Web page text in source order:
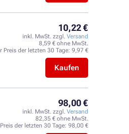
10,22 €
inkl. MwSt. zzgl. Versand
8,59 € ohne MwSt.
Preis der letzten 30 Tage: 9,97 €
Kaufen
98,00 €
inkl. MwSt. zzgl. Versand
82,35 € ohne MwSt.
der letzten 30 Tage: 98,00 €